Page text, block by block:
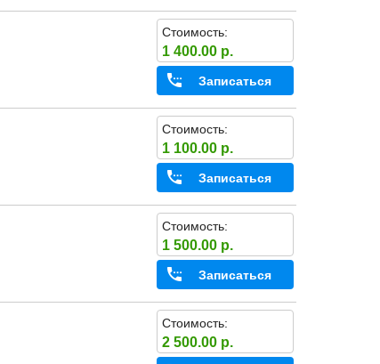
Стоимость:
1 400.00 р.
Записаться
Стоимость:
1 100.00 р.
Записаться
Стоимость:
1 500.00 р.
Записаться
Стоимость:
2 500.00 р.